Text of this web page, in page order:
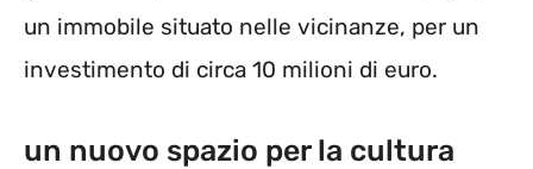
un immobile situato nelle vicinanze, per un
investimento di circa 10 milioni di euro.
un nuovo spazio per la cultura